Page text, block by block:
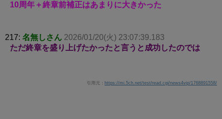
10周年＋終章前補正はあまりに大きかった
217: 名無しさん 2026/01/20(火) 23:07:39.183
ただ終章を盛り上げたかったと言うと成功したのでは
引用元： https://mi.5ch.net/test/read.cgi/news4vip/1768891558/